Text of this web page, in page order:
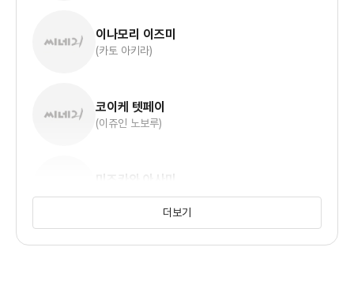
이나모리 이즈미
(카토 아키라)
코이케 텟페이
(이쥬인 노보루)
미즈카와 아사미
(사토하라 미키)
더보기